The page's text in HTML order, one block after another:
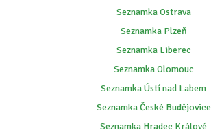
Seznamka Ostrava
Seznamka Plzeň
Seznamka Liberec
Seznamka Olomouc
Seznamka Ústí nad Labem
Seznamka České Budějovice
Seznamka Hradec Králové